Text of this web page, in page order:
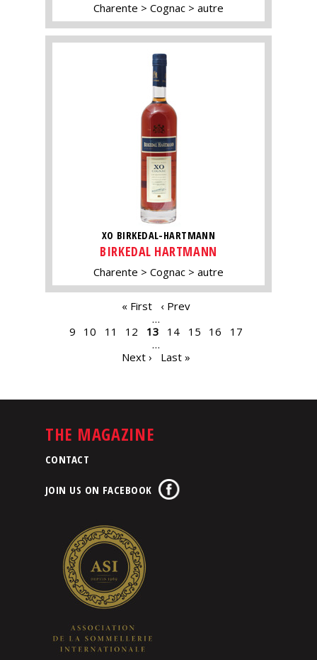
Charente Cognac autre
XO BIRKEDAL-HARTMANN
BIRKEDAL HARTMANN
Charente Cognac autre
« First
‹ Prev
…
9
10 11 12 13 14 15 16
17
…
Next ›
Last »
THE MAGAZINE
CONTACT
JOIN US ON FACEBOOK